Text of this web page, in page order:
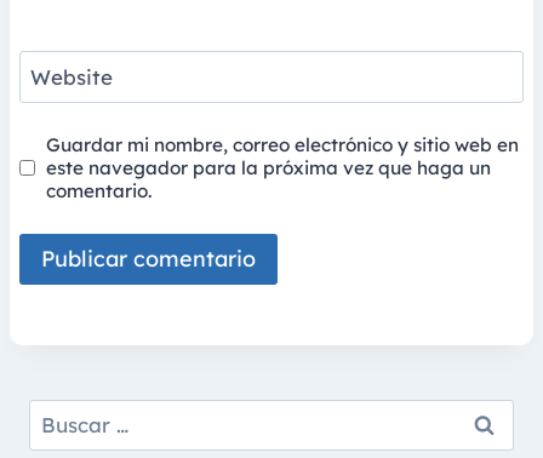
Website
Guardar mi nombre, correo electrónico y sitio web en
este navegador para la próxima vez que haga un
comentario.
Buscar: